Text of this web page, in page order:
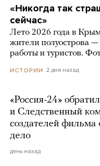
«Никогда так
сейчас»
Лето 2026 года в
жители полуострова —
работы и туристов.
ИСТОРИИ 2 дня назад
«Россия-24»
и Следственный
создателей фильма
дело
день назад